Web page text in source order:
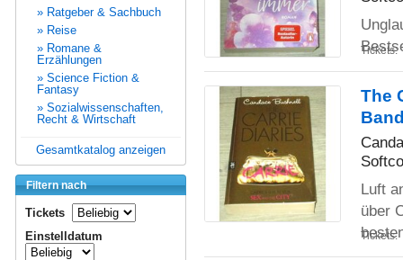
» Ratgeber & Sachbuch
» Reise
» Romane &
Erzählungen
» Science Fiction &
Fantasy
» Sozialwissenschaften,
Recht & Wirtschaft
Gesamtkatalog anzeigen
Filtern nach
Tickets
Einstelldatum
Tickets:
The
Luft
über
Tickets: